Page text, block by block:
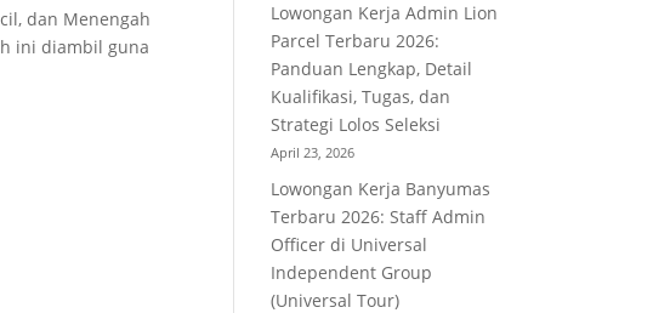
dan Menengah
ini diambil guna
Lowongan Kerja Admin Lion
Parcel Terbaru 2026:
Panduan Lengkap, Detail
Kualifikasi, Tugas, dan
Strategi Lolos Seleksi
April 23, 2026
Lowongan Kerja Banyumas
Terbaru 2026: Staff Admin
Officer di Universal
Independent Group
(Universal Tour)